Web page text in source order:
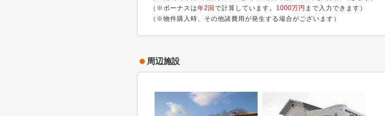
（※ボーナスは年2回 で計算しています。 1000万円 まで入力できます）
（※物件購入時、その他諸費用が発生する場合がございます）
周辺施設